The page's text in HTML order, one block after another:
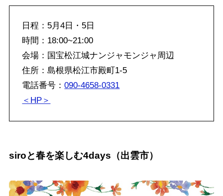
日程：5月4日・5日
時間：18:00~21:00
会場：国宝松江城ナンジャモンジャ周辺
住所：島根県松江市殿町1-5
電話番号：090-4658-0331
＜HP＞
siroと春を楽しむ4days（出雲市）